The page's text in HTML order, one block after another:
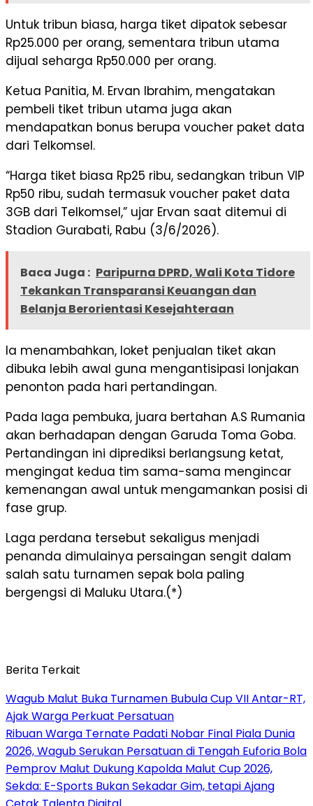
Untuk tribun biasa, harga tiket dipatok sebesar
Rp25.000 per orang, sementara tribun utama
dijual seharga Rp50.000 per orang.
Ketua Panitia, M. Ervan Ibrahim, mengatakan
pembeli tiket tribun utama juga akan
mendapatkan bonus berupa voucher paket data
dari Telkomsel.
“Harga tiket biasa Rp25 ribu, sedangkan tribun VIP
Rp50 ribu, sudah termasuk voucher paket data
3GB dari Telkomsel,” ujar Ervan saat ditemui di
Stadion Gurabati, Rabu (3/6/2026).
Baca Juga : Paripurna DPRD, Wali Kota Tidore
Tekankan Transparansi Keuangan dan
Belanja Berorientasi Kesejahteraan
Ia menambahkan, loket penjualan tiket akan
dibuka lebih awal guna mengantisipasi lonjakan
penonton pada hari pertandingan.
Pada laga pembuka, juara bertahan A.S Rumania
akan berhadapan dengan Garuda Toma Goba.
Pertandingan ini diprediksi berlangsung ketat,
mengingat kedua tim sama-sama mengincar
kemenangan awal untuk mengamankan posisi di
fase grup.
Laga perdana tersebut sekaligus menjadi
penanda dimulainya persaingan sengit dalam
salah satu turnamen sepak bola paling
bergengsi di Maluku Utara.(*)
Berita Terkait
Wagub Malut Buka Turnamen Bubula Cup VII Antar-RT,
Ajak Warga Perkuat Persatuan
Ribuan Warga Ternate Padati Nobar Final Piala Dunia
2026, Wagub Serukan Persatuan di Tengah Euforia Bola
Pemprov Malut Dukung Kapolda Malut Cup 2026,
Sekda: E-Sports Bukan Sekadar Gim, tetapi Ajang